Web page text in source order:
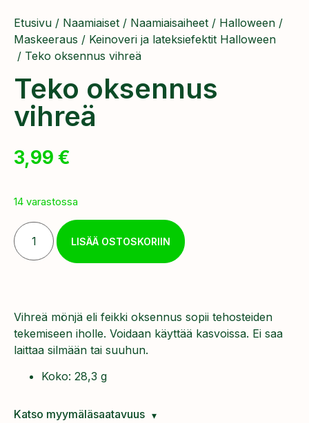
Etusivu / Naamiaiset / Naamiaisaiheet / Halloween /
Maskeeraus / Keinoveri ja lateksiefektit Halloween
/ Teko oksennus vihreä
Teko oksennus
vihreä
3,99 €
14 varastossa
LISÄÄ OSTOSKORIIN
Vihreä mönjä eli feikki oksennus sopii tehosteiden
tekemiseen iholle. Voidaan käyttää kasvoissa. Ei saa
laittaa silmään tai suuhun.
Koko: 28,3 g
Katso myymäläsaatavuus